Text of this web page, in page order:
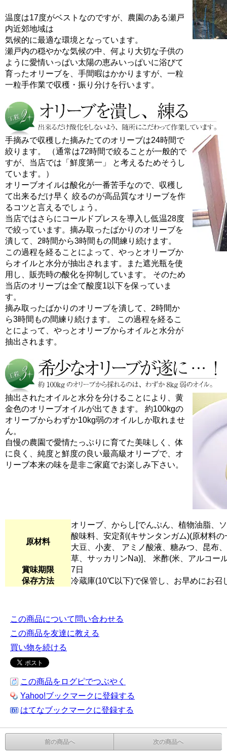
温度は17度がベストなのですが、農園のある瀬戸
内近郊地域は
気候的に最適な環境となっています。
瀬戸内の穏やかな気候の中、何より大切な子供の
ように愛情いっぱい太陽の恵みいっぱいに浴びて
育ったオリーブを、手間暇はかかりますが、一粒
一粒手作業で収穫・振り分けを行います。
手摘みで収穫した摘みたてのオリーブは24時間で
絞ります。 （通常は72時間で絞ることが一般的で
すが、当店では「鮮度第一」 と考えるためそうし
ています。）
オリーブオイルは酸化が一番苦手なので、収穫し
て出来るだけ早く 絞るのが高品質なオリーブを作
るコツと言えるでしょう。
当店ではさらにコールドプレスを導入し低温28度
で絞っています。摘み取ったばかりのオリーブを
潰して、2時間から3時間もの間練り続けます。
この過程を経ることによって、やっとオリーブか
らオイルと水分が抽出されます。また遮光瓶を使
用し、販売時の酸化を抑制しています。 そのため
当店のオリーブは全て酸度1以下を保っていま
す。
摘み取ったばかりのオリーブを潰して、2時間か
ら3時間もの間練り続けます。 この過程を経るこ
とによって、やっとオリーブからオイルと水分が
抽出されます。
抽出されたオイルと水分を分けることにより、黄
金色のオリーブオイルが出てきます。 約100kgの
オリーブからわずか10kg弱のオイルしか取れませ
ん。
自慢の農園で愛情たっぷりに育てた美味しく、体
に良く、純度と鮮度の良い最高級オリーブで、オ
リーブ本来の味を是非ご家庭でお楽しみ下さい。
原材料
オリーブ、からし[でんぷん、植物油脂、
酸味料、安定剤(キサンタンガム)(原材料
大豆、小麦、 アミノ酸液、糖みつ、昆布
草、サッカリンNa)]、 米酢(米、アルコー
賞味期限
7日
保存方法
冷蔵庫(10℃以下)で保管し、お早めにお召
この商品について問い合わせる
この商品を友達に教える
買い物を続ける
この商品をログピでつぶやく
Yahoo!ブックマークに登録する
はてなブックマークに登録する
前の商品へ 次の商品へ